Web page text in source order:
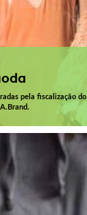
pela fiscalização do